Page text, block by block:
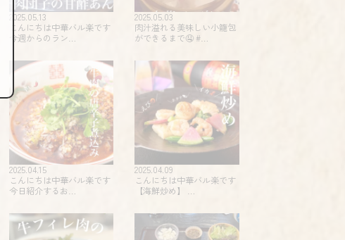
2025.05.13
こんにちは中華バル楽です
今週からのラン…
2025.05.03
肉汁溢れる美味しい小籠包
ができるまで🤤 #…
2025.04.15
こんにちは中華バル楽です
今日紹介するお…
2025.04.09
こんにちは中華バル楽です
【海鮮炒め】 …